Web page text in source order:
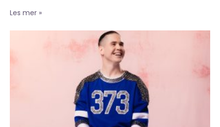
Les mer »